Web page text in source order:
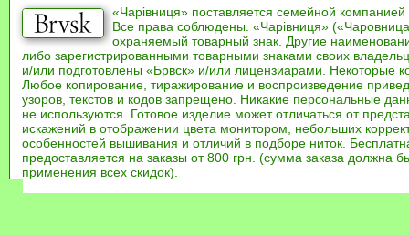
«Чарівниця» поставляется семейной компанией
Все права соблюдены. «Чарівниця»
охраняемый товарный знак. Другие
либо зарегистрированными товарными знаками своих
и/или подготовлены «Брвск» и/или лицензиарами. Некоторые
Любое копирование, тиражирование и воспроизведение
узоров, текстов и кодов запрещено. Никакие персональные
не используются. Готовое изделие может отличаться от
искажений в отображении цвета монитором, небольших
особенностей вышивания и отличий в подборе ниток.
предоставляется на заказы от 800 грн. (сумма заказа должна
применения всех скидок).